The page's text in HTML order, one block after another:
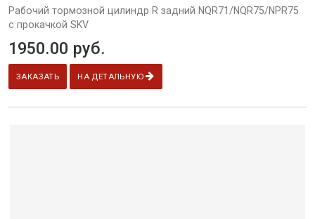
Рабочий тормозной цилиндр R задний NQR71/NQR75/NPR75
с прокачкой SKV
1950.00 руб.
ЗАКАЗАТЬ НА ДЕТАЛЬНУЮ